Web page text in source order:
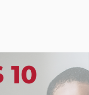
10